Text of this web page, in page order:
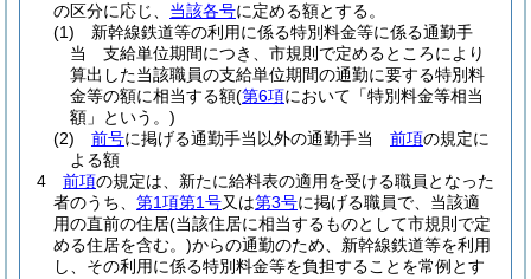
の区分に応じ、 当該各号に定める額とする。
(1)
新幹線鉄道等の利用に係る特別料金等に係る通勤手
当 支給単位期間につき、市規則で定めるところにより
算出した当該職員の支給単位期間の通勤に要する特別料
金等の額に相当する額(第6項において「特別料金等相当
額」という。)
(2)
前号に掲げる通勤手当以外の通勤手当 前項の規定に
よる額
4
前項の規定は、新たに給料表の適用を受ける職員となった
者のうち、 第1項第1号又は第3号に掲げる職員で、当該適
用の直前の住居(当該住居に相当するものとして市規則で定
める住居を含む。)からの通勤のため、新幹線鉄道等を利用
し、その利用に係る特別料金等を負担することを常例とす